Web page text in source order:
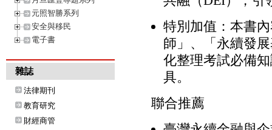
元照智勝系列
安全與移民
電子書
雜誌
法律期刊
教育研究
財經商管
特別加值：本書
師」、「永續發
化整理考試必備
具。
聯合推薦